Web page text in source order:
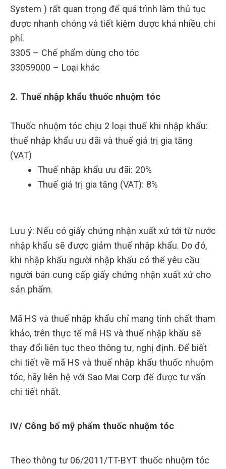
System ) rất quan trọng để quá trình làm thủ tục
được nhanh chóng và tiết kiệm được khá nhiều chi
phí.
3305 – Chế phẩm dùng cho tóc
33059000 – Loại khác
2. Thuế nhập khẩu thuốc nhuộm tóc
Thuốc nhuộm tóc chịu 2 loại thuế khi nhập khẩu:
thuế nhập khẩu ưu đãi và thuế giá trị gia tăng
(VAT)
Thuế nhập khẩu ưu đãi: 20%
Thuế giá trị gia tăng (VAT): 8%
Lưu ý: Nếu có giấy chứng nhận xuất xứ tới từ nước
nhập khẩu sẽ được giảm thuế nhập khẩu. Do đó,
khi nhập khẩu người nhập khẩu có thể yêu cầu
người bán cung cấp giấy chứng nhận xuất xứ cho
sản phẩm.
Mã HS và thuế nhập khẩu chỉ mang tính chất tham
khảo, trên thực tế mã HS và thuế nhập khẩu sẽ
thay đổi liên tục theo thông tư, nghị định. Để biết
chi tiết về mã HS và thuế nhập khẩu thuốc nhuộm
tóc, hãy liên hệ với Sao Mai Corp để được tư vấn
chi tiết nhất.
IV/ Công bố mỹ phẩm thuốc nhuộm tóc
Theo thông tư 06/2011/TT-BYT thuốc nhuộm tóc